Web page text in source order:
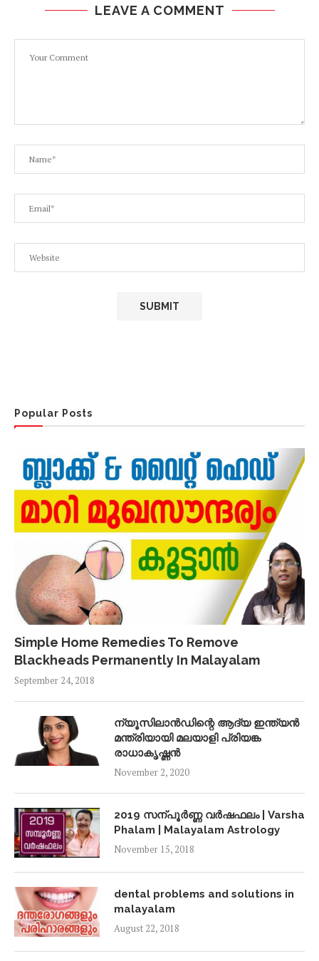
LEAVE A COMMENT
Popular Posts
Simple Home Remedies To Remove
Blackheads Permanently In Malayalam
September 24, 2018
ന്യൂസിലാൻഡിന്റെ ആദ്യ ഇന്ത്യൻ
മന്ത്രിയായി മലയാളി പ്രിയങ്ക
രാധാകൃഷ്ണൻ
November 2, 2020
2019 സന്പൂർണ്ണ വർഷഫലം | Varsha
Phalam | Malayalam Astrology
November 15, 2018
dental problems and solutions in
malayalam
August 22, 2018